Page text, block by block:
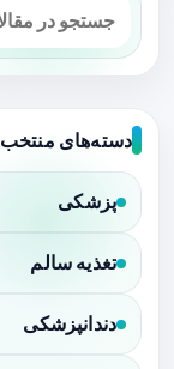
دسته‌های منتخب
پزشکی
تغذیه سالم
دندانپزشکی